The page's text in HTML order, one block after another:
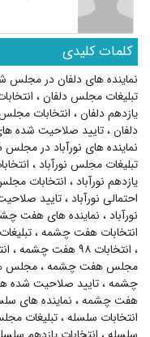
کلمات کلیدی
نماینده های دلفان در مجلس
تبلیغات مجلس دلفان،
یازدهم دلفان، انتخابات
دلفان،تایید صلاحیت شده
نماینده های نورآباد در
تبلیغات مجلس نورآباد،
یازدهم نورآباد، انتخابات
احتمالی نورآباد،تایید
نورآباد، نماینده های هفت
انتخابات هفت چشمه،
، انتخابات ۹۸ هفت چشمه ،
مجلس هفت چشمه،مجلس
چشمه،تایید صلاحیت
هفت چشمه، نماینده های
انتخابات سلسله،تبلیغات